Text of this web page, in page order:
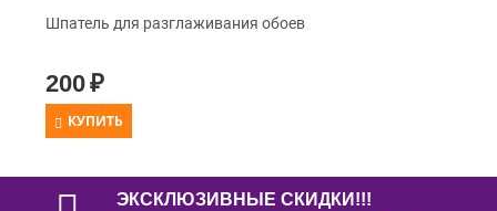
Шпатель для разглаживания обоев
200₽
КУПИТЬ
ЭКСКЛЮЗИВНЫЕ СКИДКИ!!!